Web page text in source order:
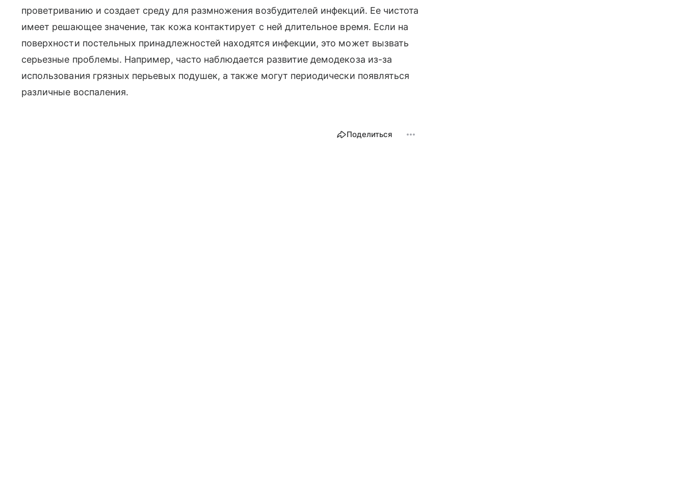
проветриванию и создает среду для размножения возбудителей инфекций. Ее чистота
имеет решающее значение, так кожа контактирует с ней длительное время. Если на
поверхности постельных принадлежностей находятся инфекции, это может вызвать
серьезные проблемы. Например, часто наблюдается развитие демодекоза из-за
использования грязных перьевых подушек, а также могут периодически появляться
различные воспаления.
Поделиться